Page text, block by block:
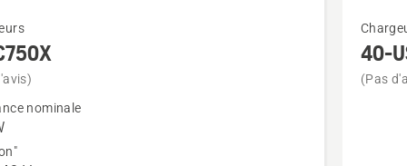
nominale
plus
détails
40-
(Pas